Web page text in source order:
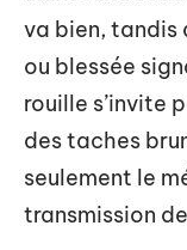
va bien, tandis
ou blessée
rouille s’invite
des taches
seulement le
transmission